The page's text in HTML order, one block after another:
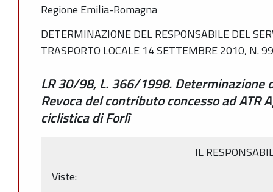
Regione Emilia-Romagna
DETERMINAZIONE DEL RESPONSABILE DEL
TRASPORTO LOCALE 14 SETTEMBRE 2010, N.
LR 30/98, L. 366/1998. Determinazione
Revoca del contributo concesso ad ATR
ciclistica di Forlì
IL
Viste: